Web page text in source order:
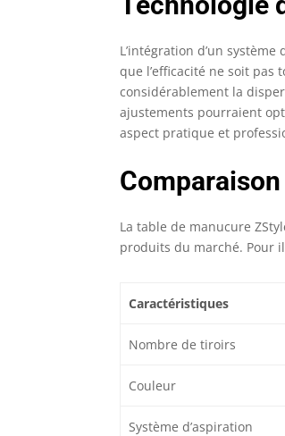
L’intégration d’un
que l’efficacité ne soit
considérablement la
ajustements pourraient
aspect pratique et
La table de manucure
produits du marché. Pour
Caractéristiques
Nombre de tiroirs
Couleur
Système d’aspiration